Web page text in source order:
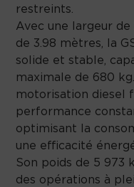
restreints.
Avec une largeur
de 3.98 mètres, la
solide et stable,
maximale de 680
motorisation diesel
performance
optimisant la
une efficacité
Son poids de 5 973
des opérations à